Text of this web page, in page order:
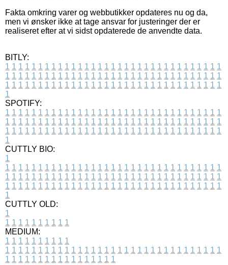
Fakta omkring varer og webbutikker opdateres nu og da,
men vi ønsker ikke at tage ansvar for justeringer der er
realiseret efter at vi sidst opdaterede de anvendte data.
BITLY:
1 1 1 1 1 1 1 1 1 1 1 1 1 1 1 1 1 1 1 1 1 1 1 1 1 1 1 1 1 1 1 1 1
1 1 1 1 1 1 1 1 1 1 1 1 1 1 1 1 1 1 1 1 1 1 1 1 1 1 1 1 1 1 1 1 1
1 1 1 1 1 1 1 1 1 1 1 1 1 1 1 1 1 1 1 1 1 1 1 1 1 1 1 1 1 1 1 1 1
1
SPOTIFY:
1 1 1 1 1 1 1 1 1 1 1 1 1 1 1 1 1 1 1 1 1 1 1 1 1 1 1 1 1 1 1 1 1
1 1 1 1 1 1 1 1 1 1 1 1 1 1 1 1 1 1 1 1 1 1 1 1 1 1 1 1 1 1 1 1 1
1 1 1 1 1 1 1 1 1 1 1 1 1 1 1 1 1 1 1 1 1 1 1 1 1 1 1 1 1 1 1 1 1
1
CUTTLY BIO:
1
1 1 1 1 1 1 1 1 1 1 1 1 1 1 1 1 1 1 1 1 1 1 1 1 1 1 1 1 1 1 1 1 1
1 1 1 1 1 1 1 1 1 1 1 1 1 1 1 1 1 1 1 1 1 1 1 1 1 1 1 1 1 1 1 1 1
1 1 1 1 1 1 1 1 1 1 1 1 1 1 1 1 1 1 1 1 1 1 1 1 1 1 1 1 1 1 1 1 1
1
CUTTLY OLD:
1
1 1 1 1 1 1 1 1 1 1
MEDIUM:
1 1 1 1 1 1 1 1 1 1
1 1 1 1 1 1 1 1 1 1 1 1 1 1 1 1 1 1 1 1 1 1 1 1 1 1 1 1 1 1 1 1 1
1 1 1 1 1 1 1 1 1 1 1 1 1 1 1 1 1